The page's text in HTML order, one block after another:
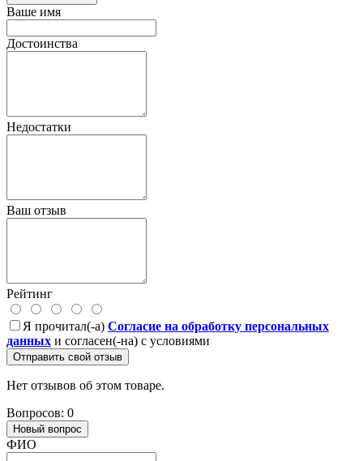
Ваше имя
Достоинства
Недостатки
Ваш отзыв
Рейтинг
Я прочитал(-а) Согласие на обработку персональных
данных и согласен(-на) с условиями
Отправить свой отзыв
Нет отзывов об этом товаре.
Вопросов: 0
Новый вопрос
ФИО